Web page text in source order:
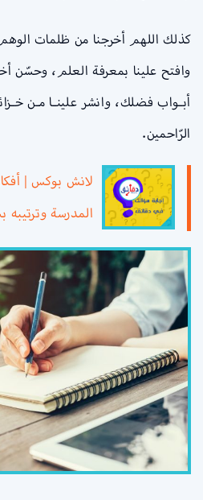
كذلك اللهم أخرجنا من ظلمات
وافتح علينا بمعرفة العلم، وحسّن
أبـواب فضلك، وانشر علينـا مـن
الرّاحمين.
لانش بوكس |
المدرسة